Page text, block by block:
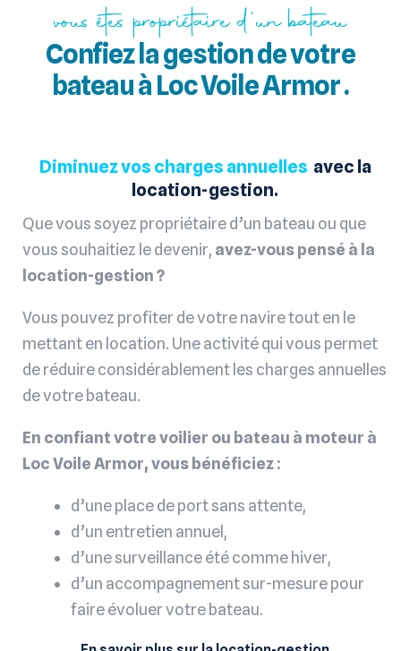
vous êtes propriétaire d'un bateau
Confiez la gestion de votre
bateau à Loc Voile Armor .
Diminuez vos charges annuelles avec la
location-gestion.
Que vous soyez propriétaire d’un bateau ou que
vous souhaitiez le devenir, avez-vous pensé à la
location-gestion ?
Vous pouvez profiter de votre navire tout en le
mettant en location. Une activité qui vous permet
de réduire considérablement les charges annuelles
de votre bateau.
En confiant votre voilier ou bateau à moteur à
Loc Voile Armor, vous bénéficiez :
d’une place de port sans attente,
d’un entretien annuel,
d’une surveillance été comme hiver,
d’un accompagnement sur-mesure pour
faire évoluer votre bateau.